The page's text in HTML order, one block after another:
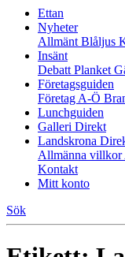
Ettan
Nyheter
Allmänt Blåljus
Insänt
Debatt Planket
Företagsguiden
Företag A-Ö
Lunchguiden
Galleri Direkt
Landskrona
Allmänna villkor
Kontakt
Mitt konto
Sök